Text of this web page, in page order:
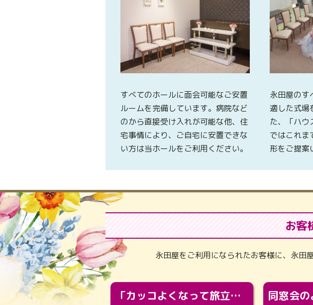
すべてのホールに面会可能なご安置
ルームを完備しています。病院など
のから直接受け入れが可能な他、住
宅事情により、ご自宅に安置できな
い方は当ホールをご利用ください。
永田屋のす
適した式場
た、「ハウ
ではこれま
形をご提案
お客
永田屋をご利用になられたお客様に、永田
「カッコよくなって旅立っていってくれました（笑）もっとカッコいいって言ってあげればよかったな」